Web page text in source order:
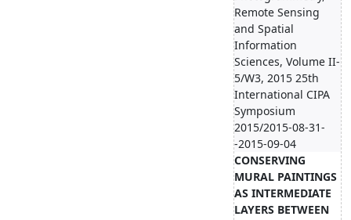
Remote Sensing
and Spatial
Information
Sciences, Volume II-
5/W3, 2015 25th
International CIPA
Symposium
2015/2015-08-31-
-2015-09-04
CONSERVING
MURAL PAINTINGS
AS INTERMEDIATE
LAYERS BETWEEN